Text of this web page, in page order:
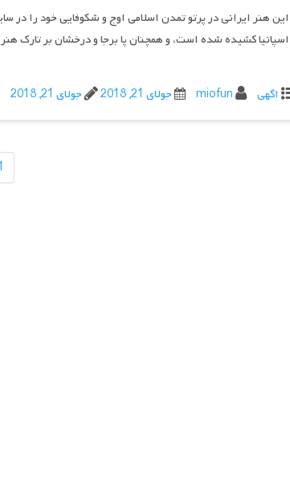
این هنر ایرانی در پرتو تمدن اسلامی اوج و شکوفایی خود را در
اسپانیا کشیده شده است، و همچنان پا برجا و درخشان بر تارک
اگهی miofun جولای 21, 2018 جولای 21, 2018